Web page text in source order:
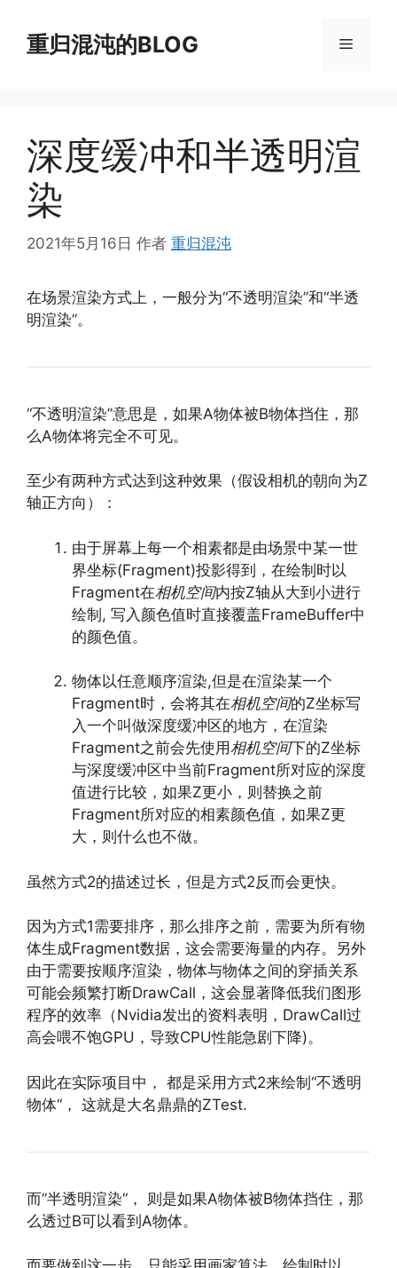
重归混沌的BLOG 菜
深度缓冲和半透明渲
染
2021年5月16日 作者 重归混沌
在场景渲染方式上，一般分为“不透明渲染”和“半透
明渲染”。
“不透明渲染”意思是，如果A物体被B物体挡住，那
么A物体将完全不可见。
至少有两种方式达到这种效果（假设相机的朝向为Z
轴正方向）：
由于屏幕上每一个相素都是由场景中某一世
界坐标(Fragment)投影得到，在绘制时以
Fragment在相机空间内按Z轴从大到小进行
绘制, 写入颜色值时直接覆盖FrameBuffer中
的颜色值。
物体以任意顺序渲染,但是在渲染某一个
Fragment时，会将其在相机空间的Z坐标写
入一个叫做深度缓冲区的地方，在渲染
Fragment之前会先使用相机空间下的Z坐标
与深度缓冲区中当前Fragment所对应的深度
值进行比较，如果Z更小，则替换之前
Fragment所对应的相素颜色值，如果Z更
大，则什么也不做。
虽然方式2的描述过长，但是方式2反而会更快。
因为方式1需要排序，那么排序之前，需要为所有物
体生成Fragment数据，这会需要海量的内存。另外
由于需要按顺序渲染，物体与物体之间的穿插关系
可能会频繁打断DrawCall，这会显著降低我们图形
程序的效率（Nvidia发出的资料表明，DrawCall过
高会喂不饱GPU，导致CPU性能急剧下降)。
因此在实际项目中， 都是采用方式2来绘制“不透明
物体“， 这就是大名鼎鼎的ZTest.
而”半透明渲染“， 则是如果A物体被B物体挡住，那
么透过B可以看到A物体。